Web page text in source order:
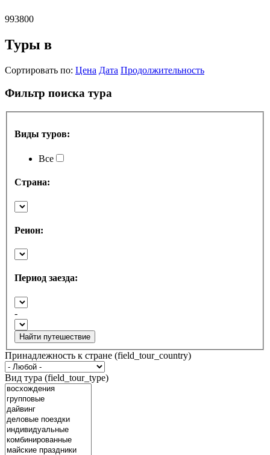
993800
Туры в
Сортировать по: Цена Дата Продолжительность
Фильтр поиска тура
Виды туров:
Все
Страна:
Реион:
Период заезда:
-
Найти путешествие
Принадлежность к стране (field_tour_country)
Вид тура (field_tour_type)